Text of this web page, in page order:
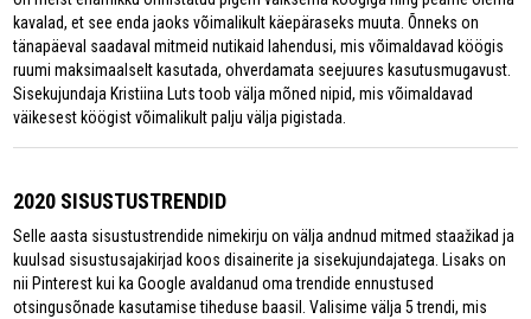
kavalad, et see enda jaoks võimalikult käepäraseks muuta. Õnneks on
tänapäeval saadaval mitmeid nutikaid lahendusi, mis võimaldavad köögis
ruumi maksimaalselt kasutada, ohverdamata seejuures kasutusmugavust.
Sisekujundaja Kristiina Luts toob välja mõned nipid, mis võimaldavad
väikesest köögist võimalikult palju välja pigistada.
2020 SISUSTUSTRENDID
Selle aasta sisustustrendide nimekirju on välja andnud mitmed staažikad ja
kuulsad sisustusajakirjad koos disainerite ja sisekujundajatega. Lisaks on
nii Pinterest kui ka Google avaldanud oma trendide ennustused
otsingusõnade kasutamise tiheduse baasil. Valisime välja 5 trendi, mis